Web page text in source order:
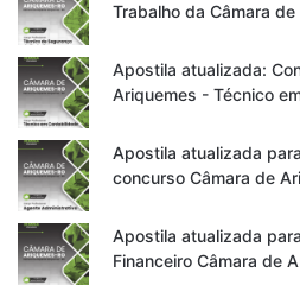
Trabalho da Câmara
Apostila atualizada:
Ariquemes - Técnico
Apostila atualizada
concurso Câmara de
Apostila atualizada
Financeiro Câmara de